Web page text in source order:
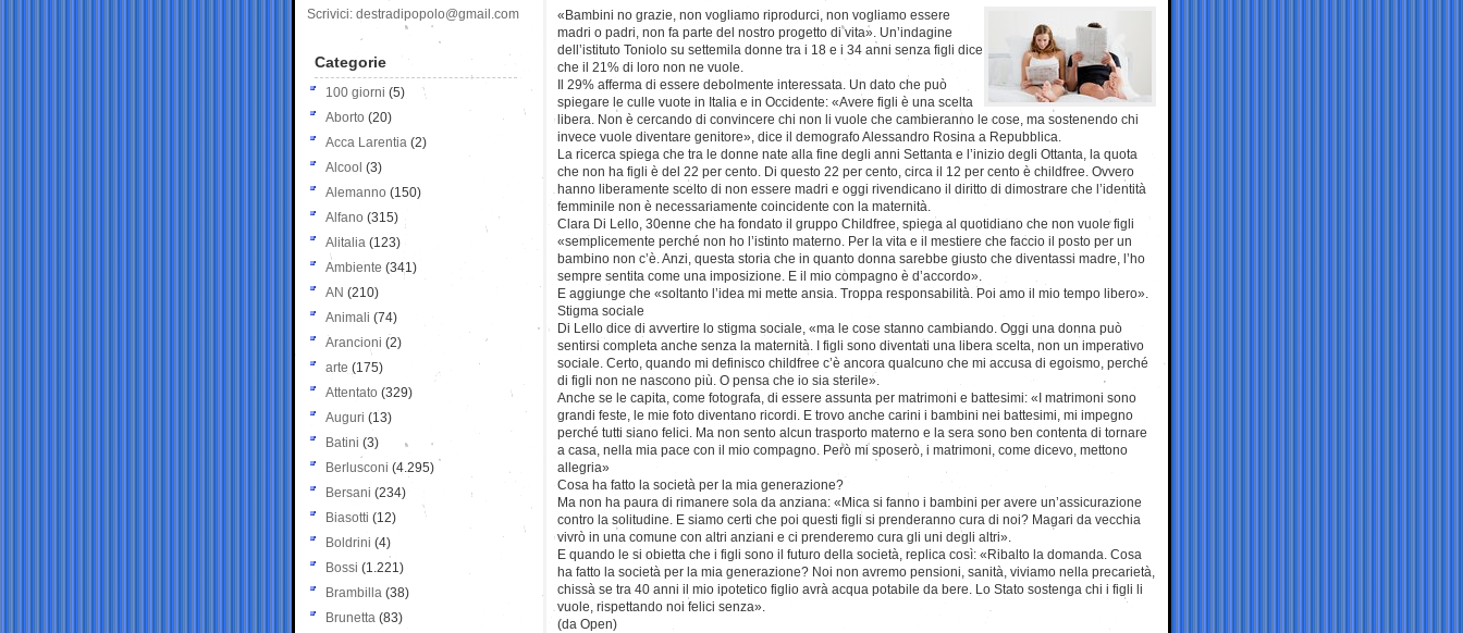
«Bambini no grazie, non vogliamo riprodurci, non vogliamo essere
madri o padri, non fa parte del nostro progetto di vita». Un’indagine
dell’istituto Toniolo su settemila donne tra i 18 e i 34 anni senza figli dice
che il 21% di loro non ne vuole.
Il 29% afferma di essere debolmente interessata. Un dato che può
spiegare le culle vuote in Italia e in Occidente: «Avere figli è una scelta
libera. Non è cercando di convincere chi non li vuole che cambieranno le cose, ma sostenendo chi
invece vuole diventare genitore», dice il demografo Alessandro Rosina a Repubblica.
La ricerca spiega che tra le donne nate alla fine degli anni Settanta e l’inizio degli Ottanta, la quota
che non ha figli è del 22 per cento. Di questo 22 per cento, circa il 12 per cento è childfree. Ovvero
hanno liberamente scelto di non essere madri e oggi rivendicano il diritto di dimostrare che l’identità
femminile non è necessariamente coincidente con la maternità.
Clara Di Lello, 30enne che ha fondato il gruppo Childfree, spiega al quotidiano che non vuole figli
«semplicemente perché non ho l’istinto materno. Per la vita e il mestiere che faccio il posto per un
bambino non c’è. Anzi, questa storia che in quanto donna sarebbe giusto che diventassi madre, l’ho
sempre sentita come una imposizione. E il mio compagno è d’accordo».
E aggiunge che «soltanto l’idea mi mette ansia. Troppa responsabilità. Poi amo il mio tempo libero».
Stigma sociale
Di Lello dice di avvertire lo stigma sociale, «ma le cose stanno cambiando. Oggi una donna può
sentirsi completa anche senza la maternità. I figli sono diventati una libera scelta, non un imperativo
sociale. Certo, quando mi definisco childfree c’è ancora qualcuno che mi accusa di egoismo, perché
di figli non ne nascono più. O pensa che io sia sterile».
Anche se le capita, come fotografa, di essere assunta per matrimoni e battesimi: «I matrimoni sono
grandi feste, le mie foto diventano ricordi. E trovo anche carini i bambini nei battesimi, mi impegno
perché tutti siano felici. Ma non sento alcun trasporto materno e la sera sono ben contenta di tornare
a casa, nella mia pace con il mio compagno. Però mi sposerò, i matrimoni, come dicevo, mettono
allegria»
Cosa ha fatto la società per la mia generazione?
Ma non ha paura di rimanere sola da anziana: «Mica si fanno i bambini per avere un’assicurazione
contro la solitudine. E siamo certi che poi questi figli si prenderanno cura di noi? Magari da vecchia
vivrò in una comune con altri anziani e ci prenderemo cura gli uni degli altri».
E quando le si obietta che i figli sono il futuro della società, replica così: «Ribalto la domanda. Cosa
ha fatto la società per la mia generazione? Noi non avremo pensioni, sanità, viviamo nella precarietà,
chissà se tra 40 anni il mio ipotetico figlio avrà acqua potabile da bere. Lo Stato sostenga chi i figli li
vuole, rispettando noi felici senza».
(da Open)
Scrivici: destradipopolo@gmail.com
Categorie
100 giorni (5)
Aborto (20)
Acca Larentia (2)
Alcool (3)
Alemanno (150)
Alfano (315)
Alitalia (123)
Ambiente (341)
AN (210)
Animali (74)
Arancioni (2)
arte (175)
Attentato (329)
Auguri (13)
Batini (3)
Berlusconi (4.295)
Bersani (234)
Biasotti (12)
Boldrini (4)
Bossi (1.221)
Brambilla (38)
Brunetta (83)